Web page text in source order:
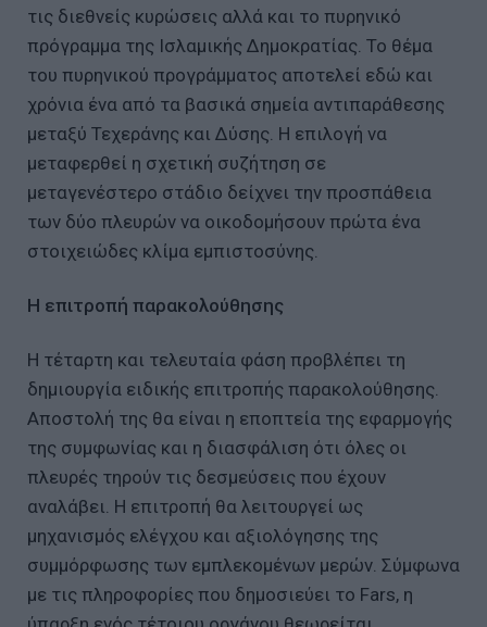
τις διεθνείς κυρώσεις αλλά και το πυρηνικό
πρόγραμμα της Ισλαμικής Δημοκρατίας. Το θέμα
του πυρηνικού προγράμματος αποτελεί εδώ και
χρόνια ένα από τα βασικά σημεία αντιπαράθεσης
μεταξύ Τεχεράνης και Δύσης. Η επιλογή να
μεταφερθεί η σχετική συζήτηση σε
μεταγενέστερο στάδιο δείχνει την προσπάθεια
των δύο πλευρών να οικοδομήσουν πρώτα ένα
στοιχειώδες κλίμα εμπιστοσύνης.
Η επιτροπή παρακολούθησης
Η τέταρτη και τελευταία φάση προβλέπει τη
δημιουργία ειδικής επιτροπής παρακολούθησης.
Αποστολή της θα είναι η εποπτεία της εφαρμογής
της συμφωνίας και η διασφάλιση ότι όλες οι
πλευρές τηρούν τις δεσμεύσεις που έχουν
αναλάβει. Η επιτροπή θα λειτουργεί ως
μηχανισμός ελέγχου και αξιολόγησης της
συμμόρφωσης των εμπλεκομένων μερών. Σύμφωνα
με τις πληροφορίες που δημοσιεύει το Fars, η